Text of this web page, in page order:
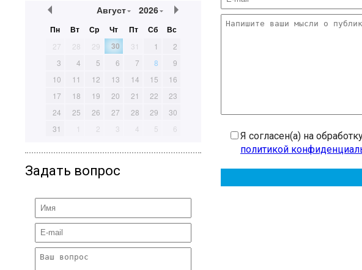
Август 2026
Пн Вт Ср Чт Пт Сб Вс
27 28 29 30 31 1
2
3
4 5 6 7 8
9
10
11 12 13 14 15
16
17
18 19 20 21 22
23
24
25 26 27 28 29
30
31
1 2 3 4 5 6
Задать вопрос
Я согласен(а) на
политикой